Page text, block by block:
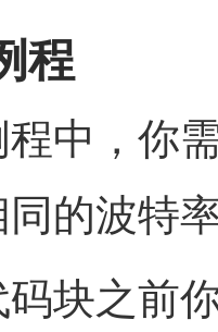
程
中，你
的波特
块之前